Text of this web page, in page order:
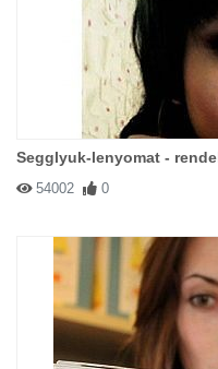
Segglyuk-lenyomat -
54002 0